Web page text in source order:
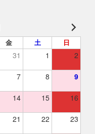
金 土 日
31 1 2
7 8 9
14 15 16
21 22 23